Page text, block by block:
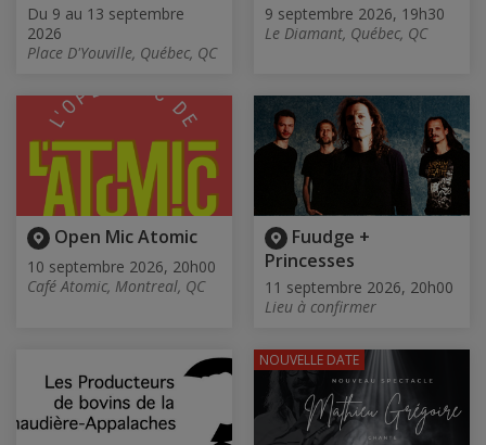
Du 9 au 13 septembre
2026
Place D'Youville, Québec, QC
9 septembre 2026, 19h30
Le Diamant, Québec, QC
Open Mic Atomic
10 septembre 2026, 20h00
Café Atomic, Montreal, QC
Fuudge +
Princesses
11 septembre 2026, 20h00
Lieu à confirmer
NOUVELLE DATE